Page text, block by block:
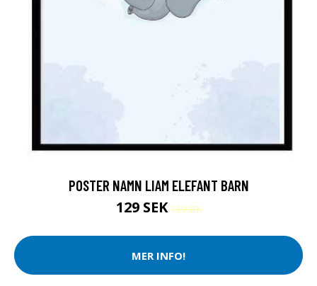
POSTER NAMN LIAM ELEFANT BARN
129 SEK139 SEK
MER INFO!